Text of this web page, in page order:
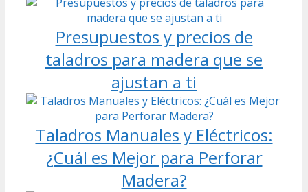
Presupuestos y precios de
taladros para madera que se
ajustan a ti
Taladros Manuales y Eléctricos:
¿Cuál es Mejor para Perforar
Madera?